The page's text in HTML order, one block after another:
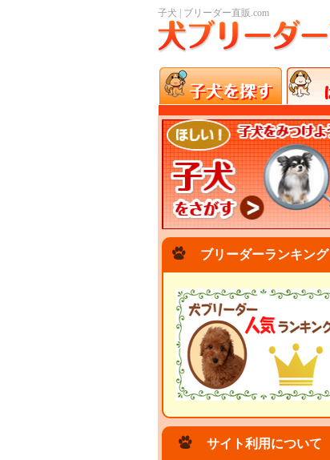
子犬 | ブリーダー直販.com
ブリーダーランキング
サイト利用について